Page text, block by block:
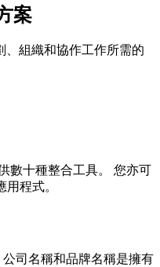
案
、組織和協作工作所需的
數十種整合工具。 您亦可
程式。
司名稱和品牌名稱是擁有